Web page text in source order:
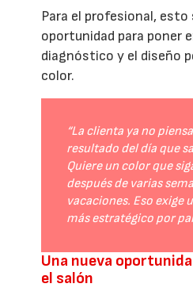
Para el profesional, esto
oportunidad para poner
diagnóstico y el diseño
color.
“La clienta ya no
resultado del día que
Quiere un color que
después de varias
vacaciones. Eso exige
más estratégico por
Una nueva
el salón